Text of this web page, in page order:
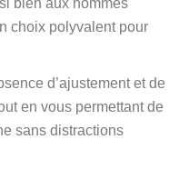
choix polyvalent pour
d’ajustement et de
en vous permettant de
sans distractions